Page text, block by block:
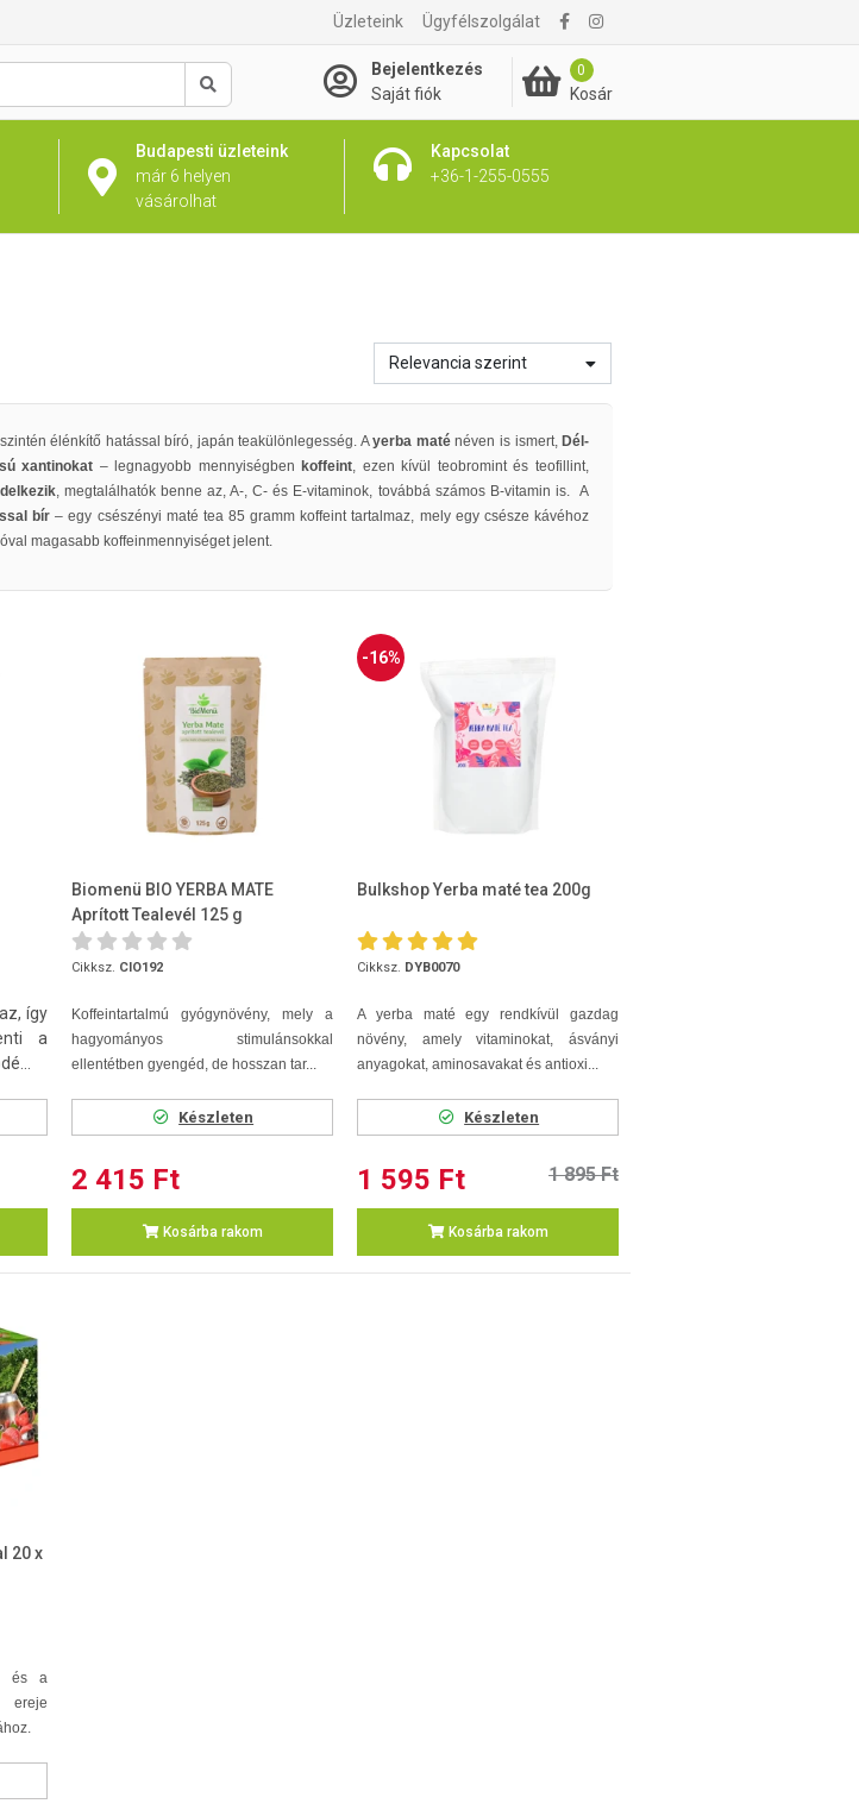
Üzleteink Ügyfélszolgálat
Keresés
Bejelentkezés
Saját fiók
0
Kosár
Budapesti üzleteink
már 6 helyen
vásárolhat
Kapcsolat
+36-1-255-0555
Relevancia szerint
élénkítő hatással bíró, japán teakülönlegesség. Ayerba maténéven is ismert, Dél-
xantinokat – legnagyobb mennyiségben koffeint, ezen kívül teobromint és teofillint,
, megtalálhatók benne az, A-, C- és E-vitaminok, továbbá számos B-vitamin is.A
bír – egy csészényi maté tea 85 gramm koffeint tartalmaz, mely egy csésze kávéhoz
magasabb koffeinmennyiséget jelent.
így
a
Biomenü BIO YERBA MATE
Aprított Tealevél 125 g
Cikksz. CIO192
Koffeintartalmú gyógynövény, mely a
hagyományos stimulánsokkal
ellentétben gyengéd, de hosszan tar...
Készleten
2 415 Ft
Kosárba rakom
-16%
Bulkshop Yerba maté tea 200g
Cikksz. DYB0070
A yerba maté egy rendkívül gazdag
növény, amely vitaminokat, ásványi
anyagokat, aminosavakat és antioxi...
Készleten
1 595 Ft 1 895 Ft
Kosárba rakom
20 x
és a
ereje